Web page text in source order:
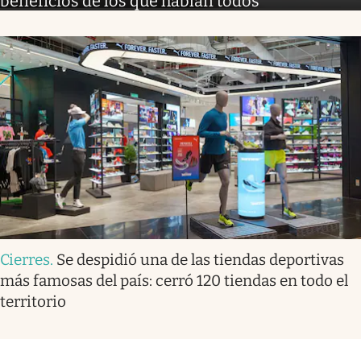
Cierres. Se despidió una de las tiendas deportivas
más famosas del país: cerró 120 tiendas en todo el
territorio